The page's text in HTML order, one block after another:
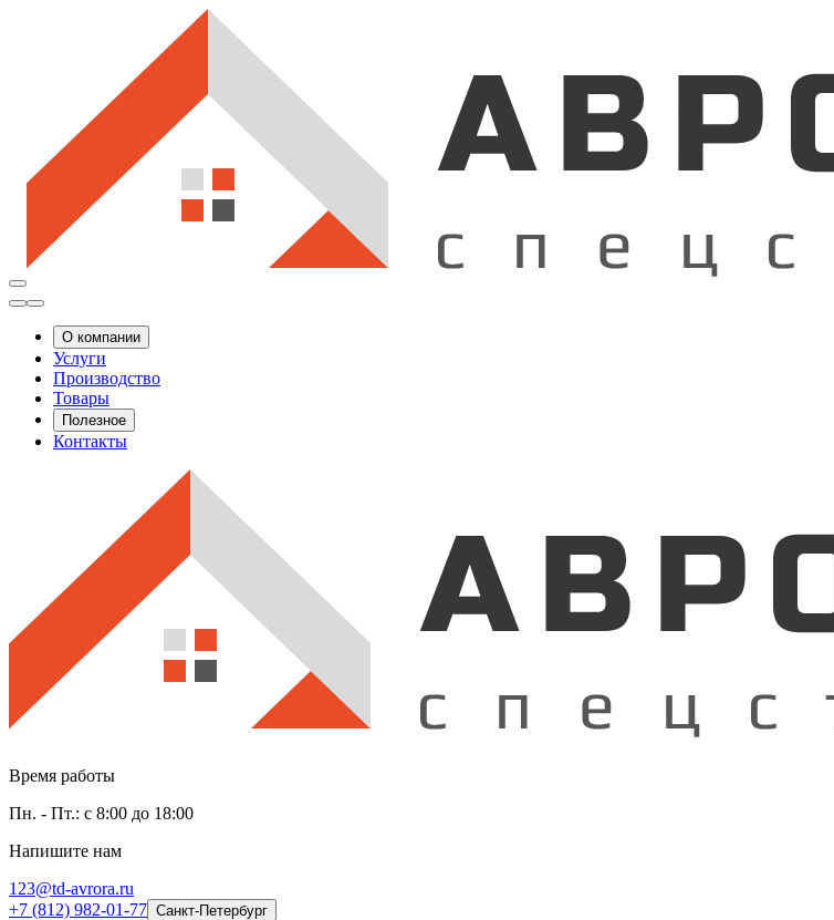
О компании
Услуги
Производство
Товары
Полезное
Контакты
Время работы
Пн. - Пт.: с 8:00 до 18:00
Напишите нам
123@td-avrora.ru
+7 (812) 982-01-77 Санкт-Петербург